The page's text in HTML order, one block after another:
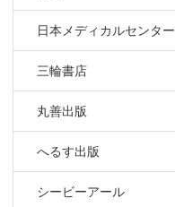
日本メディカルセンター
三輪書店
丸善出版
へるす出版
シービーアール